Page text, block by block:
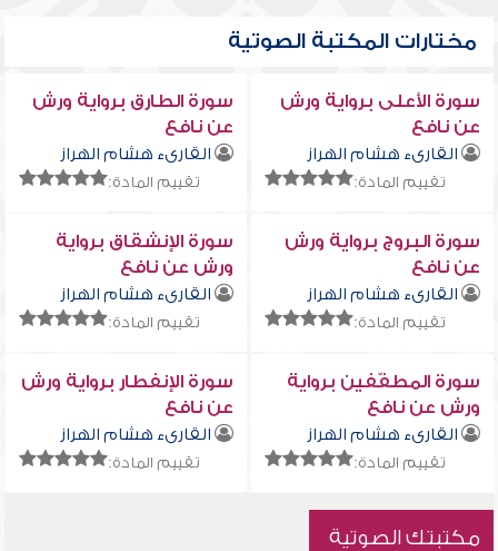
مختارات المكتبة الصوتية
سورة الأعلى برواية ورش
عن نافع
القارىء هشام الهراز
تقييم المادة:
سورة الطارق برواية ورش
عن نافع
القارىء هشام الهراز
تقييم المادة:
سورة البروج برواية ورش
عن نافع
القارىء هشام الهراز
تقييم المادة:
سورة الإنشقاق برواية
ورش عن نافع
القارىء هشام الهراز
تقييم المادة:
سورة المطفّفين برواية
ورش عن نافع
القارىء هشام الهراز
تقييم المادة:
سورة الإنفطار برواية ورش
عن نافع
القارىء هشام الهراز
تقييم المادة:
مكتبتك الصوتية